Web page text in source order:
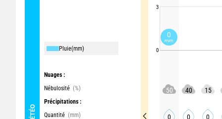
MÉTÉO
Pluie(mm)
Nuages :
Nébulosité (%)
Précipitations :
Quantité (mm)
3
0
50 40 15
0 0 0
0
mm